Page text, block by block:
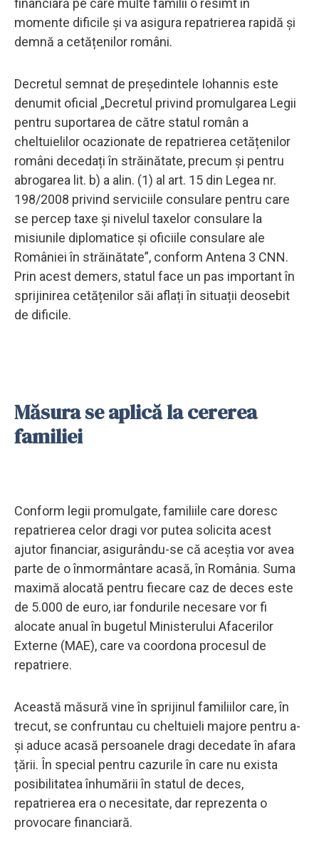
momente dificile și va asigura repatrierea rapidă și
demnă a cetățenilor români.
Decretul semnat de președintele Iohannis este
denumit oficial „Decretul privind promulgarea Legii
pentru suportarea de către statul român a
cheltuielilor ocazionate de repatrierea cetățenilor
români decedați în străinătate, precum și pentru
abrogarea lit. b) a alin. (1) al art. 15 din Legea nr.
198/2008 privind serviciile consulare pentru care
se percep taxe și nivelul taxelor consulare la
misiunile diplomatice și oficiile consulare ale
României în străinătate”, conform Antena 3 CNN.
Prin acest demers, statul face un pas important în
sprijinirea cetățenilor săi aflați în situații deosebit
de dificile.
Măsura se aplică la cererea
familiei
Conform legii promulgate, familiile care doresc
repatrierea celor dragi vor putea solicita acest
ajutor financiar, asigurându-se că aceștia vor avea
parte de o înmormântare acasă, în România. Suma
maximă alocată pentru fiecare caz de deces este
de 5.000 de euro, iar fondurile necesare vor fi
alocate anual în bugetul Ministerului Afacerilor
Externe (MAE), care va coordona procesul de
repatriere.
Această măsură vine în sprijinul familiilor care, în
trecut, se confruntau cu cheltuieli majore pentru a-
și aduce acasă persoanele dragi decedate în afara
țării. În special pentru cazurile în care nu exista
posibilitatea înhumării în statul de deces,
repatrierea era o necesitate, dar reprezenta o
provocare financiară.